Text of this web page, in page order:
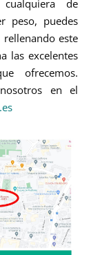
de
peso, puedes
este
las excelentes
ofrecemos.
en el